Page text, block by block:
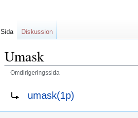
Umask
Omdirigeringssida
navigering
sök
Omdirigering till:
umask(1p)
Sida Diskussion